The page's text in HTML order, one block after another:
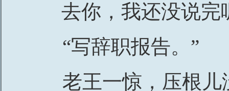
去你，我还没说完
“写辞职报告。”
老王一惊，压根